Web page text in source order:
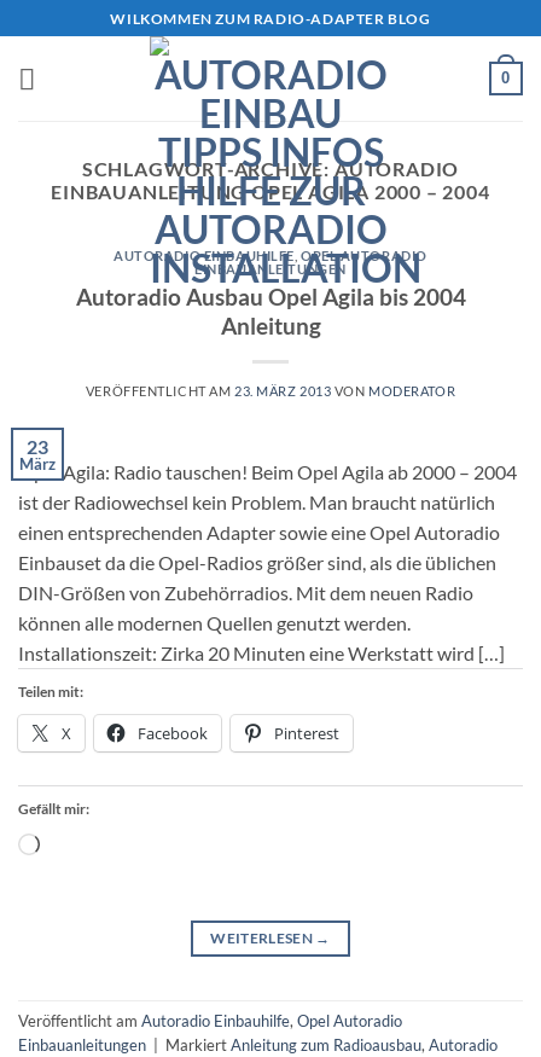
Inhalt
springen
WILKOMMEN ZUM RADIO-ADAPTER BLOG
0
SCHLAGWORT-ARCHIVE: AUTORADIO
EINBAUANLEITUNG OPEL AGILA 2000 – 2004
AUTORADIO EINBAUHILFE ,OPEL AUTORADIO
EINBAUANLEITUNGEN
Autoradio Ausbau Opel Agila bis 2004
Anleitung
VERÖFFENTLICHT AM 23. MÄRZ 2013 VON MODERATOR
23
März
Opel Agila: Radio tauschen! Beim Opel Agila ab 2000 – 2004
ist der Radiowechsel kein Problem. Man braucht natürlich
einen entsprechenden Adapter sowie eine Opel Autoradio
Einbauset da die Opel-Radios größer sind, als die üblichen
DIN-Größen von Zubehörradios. Mit dem neuen Radio
können alle modernen Quellen genutzt werden.
Installationszeit: Zirka 20 Minuten eine Werkstatt wird […]
Teilen mit:
X Facebook Pinterest
Gefällt mir:
Wird
WEITERLESEN →
Veröffentlicht am Autoradio Einbauhilfe, Opel Autoradio
Einbauanleitungen
MarkiertAnleitung zum Radioausbau, Autoradio